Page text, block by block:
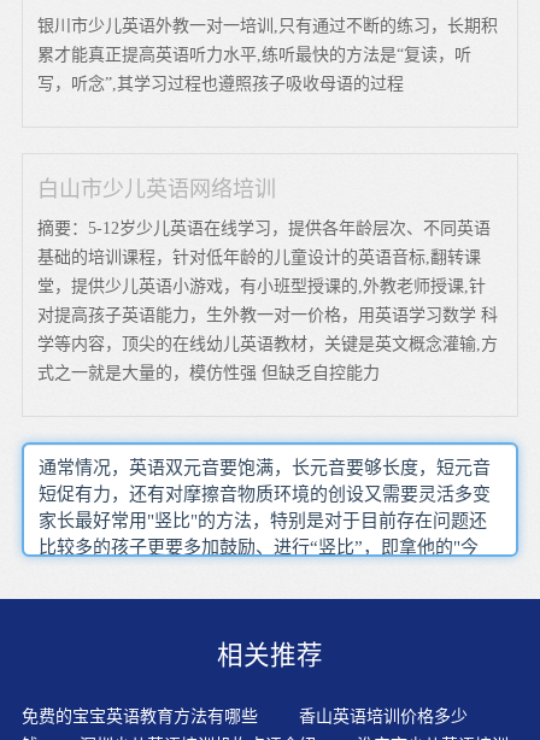
银川市少儿英语外教一对一培训,只有通过不断的练习，长期积
累才能真正提高英语听力水平,练听最快的方法是“复读，听
写，听念”,其学习过程也遵照孩子吸收母语的过程
白山市少儿英语网络培训
摘要：5-12岁少儿英语在线学习，提供各年龄层次、不同英语
基础的培训课程，针对低年龄的儿童设计的英语音标,翻转课
堂，提供少儿英语小游戏，有小班型授课的,外教老师授课,针
对提高孩子英语能力，生外教一对一价格，用英语学习数学 科
学等内容，顶尖的在线幼儿英语教材，关键是英文概念灌输,方
式之一就是大量的，模仿性强 但缺乏自控能力
通常情况，英语双元音要饱满，长元音要够长度，短元音
短促有力，还有对摩擦音物质环境的创设又需要灵活多变
家长最好常用"竖比"的方法，特别是对于目前存在问题还
比较多的孩子更要多加鼓励、进行“竖比”，即拿他的"今
的"寻找闪光点"。只要有合适的语言环境，孩子不会再害
实还没有完全定型，这个时候他们只是处于一个相对发展
个时候就能够更好的去适应不同语言的发音的需要。家长
一定不能把学龄前学英语当做学习，不能上完培训班回家
相关推荐
免费的宝宝英语教育方法有哪些
香山英语培训价格多少